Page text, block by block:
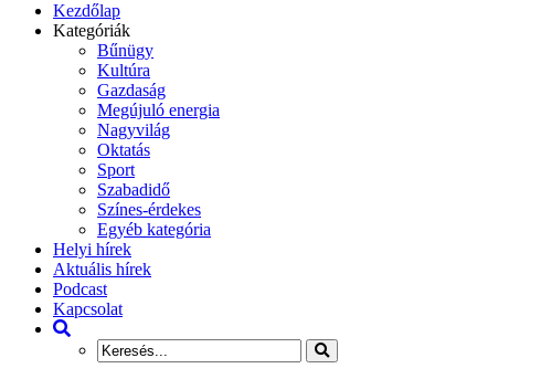
Kezdőlap
Kategóriák
Bűnügy
Kultúra
Gazdaság
Megújuló energia
Nagyvilág
Oktatás
Sport
Szabadidő
Színes-érdekes
Egyéb kategória
Helyi hírek
Aktuális hírek
Podcast
Kapcsolat